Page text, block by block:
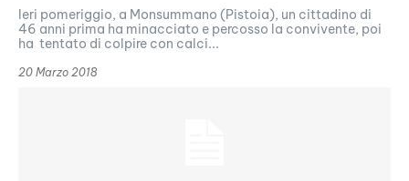
Ieri pomeriggio, a Monsummano (Pistoia), un cittadino di
46 anni prima ha minacciato e percosso la convivente, poi
ha tentato di colpire con calci...
20 Marzo 2018